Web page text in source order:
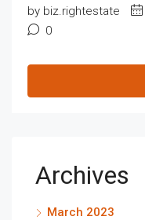
by biz.rightestate
0
Archives
March 2023